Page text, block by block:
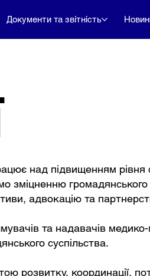
Документи та звітність
над підвищенням рівня
зміцненню
адвокацію та
та надавачів
суспільства.
розвитку, координації,